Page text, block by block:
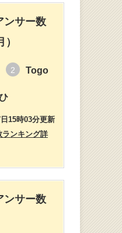
ンサー数
2 Togo
15時03分更新
ランキング詳
ンサー数